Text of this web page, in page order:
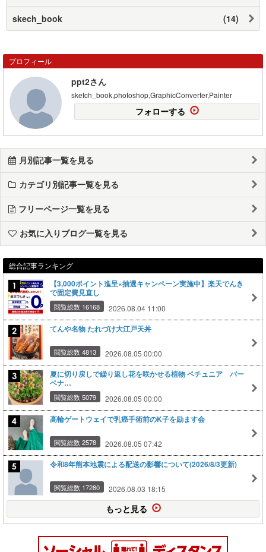
skech_book (14)
プロフィール
ppt2さん
sketch_book,photoshop,GraphicConverter,Painter
フォローする
月別記事一覧を見る
カテゴリ別記事一覧を見る
フリーページ一覧を見る
お気に入りブログ一覧を見る
総合記事ランキング
【3,000ポイント進呈×抽選キャンペーン実施中】楽天でんき
で固定費見直し
閲覧総数 16168 2026.08.04 11:00
てんや名物 たれづけ大江戸天丼
閲覧総数 4813 2026.08.05 00:00
夏に切り戻しで繰り返し花を咲かせる植物 ペチュニア バー
ベナ…
閲覧総数 5079 2026.08.05 00:00
高輪ゲートウェイで乳癌手術前のK子を励ます会
閲覧総数 2578 2026.08.05 07:42
令和8年熊本地震による配送の影響について(2026/8/3更新)
閲覧総数 17280 2026.08.03 18:15
もっと見る